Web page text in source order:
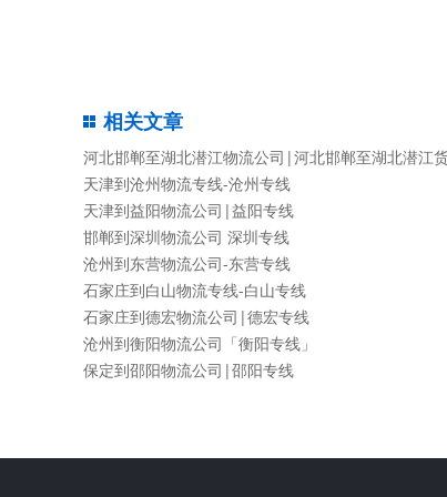
相关文章
河北邯郸至湖北潜江物流公司|河北邯郸至湖北潜江
天津到沧州物流专线-沧州专线
天津到益阳物流公司|益阳专线
邯郸到深圳物流公司 深圳专线
沧州到东营物流公司-东营专线
石家庄到白山物流专线-白山专线
石家庄到德宏物流公司|德宏专线
沧州到衡阳物流公司「衡阳专线」
保定到邵阳物流公司|邵阳专线